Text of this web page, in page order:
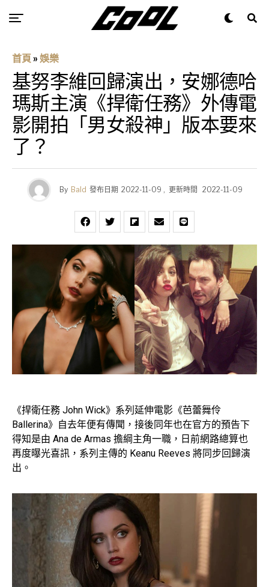
首頁 » 娛樂
基努李維回歸演出，安娜德哈
瑪斯主演《捍衛任務》外傳電
影開拍「男女殺神」版本要來
了？
By Bald 發布日期 2022-11-09 , 更新時間 2022-11-09
《捍衛任務 John Wick》系列延伸電影《芭蕾舞伶
Ballerina》自去年便有傳聞，接後同年也在官方的預告下
得知是由 Ana de Armas 擔綱主角一職，日前網路總算也
再度曝光喜訊，系列主傳的 Keanu Reeves 將同步回歸演
出。